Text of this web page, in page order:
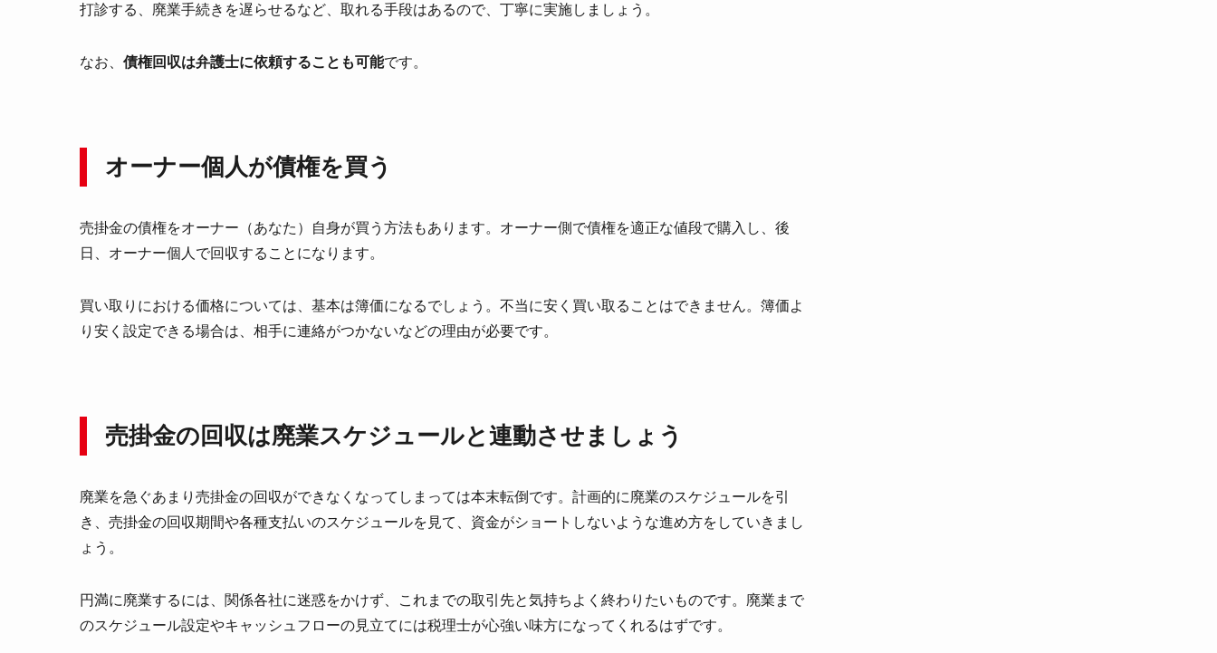
打診する、廃業手続きを遅らせるなど、取れる手段はあるので、丁寧に実施しましょう。
なお、 債権回収は弁護士に依頼することも可能です。
オーナー個人が債権を買う
売掛金の債権をオーナー（あなた）自身が買う方法もあります。オーナー側で債権を適正な値段で購入し、後
日、オーナー個人で回収することになります。
買い取りにおける価格については、基本は簿価になるでしょう。不当に安く買い取ることはできません。簿価よ
り安く設定できる場合は、相手に連絡がつかないなどの理由が必要です。
売掛金の回収は廃業スケジュールと連動させましょう
廃業を急ぐあまり売掛金の回収ができなくなってしまっては本末転倒です。計画的に廃業のスケジュールを引
き、売掛金の回収期間や各種支払いのスケジュールを見て、資金がショートしないような進め方をしていきまし
ょう。
円満に廃業するには、関係各社に迷惑をかけず、これまでの取引先と気持ちよく終わりたいものです。廃業まで
のスケジュール設定やキャッシュフローの見立てには税理士が心強い味方になってくれるはずです。